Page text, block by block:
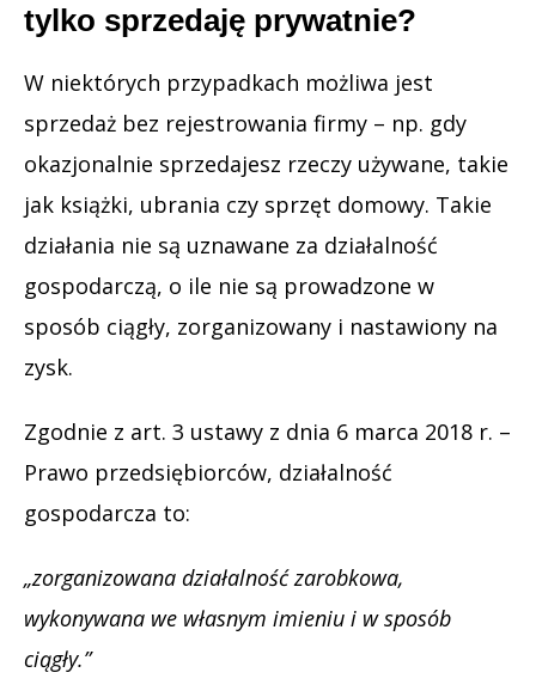
tylko sprzedaję prywatnie?
W niektórych przypadkach możliwa jest
sprzedaż bez rejestrowania firmy – np. gdy
okazjonalnie sprzedajesz rzeczy używane, takie
jak książki, ubrania czy sprzęt domowy. Takie
działania nie są uznawane za działalność
gospodarczą, o ile nie są prowadzone w
sposób ciągły, zorganizowany i nastawiony na
zysk.
Zgodnie z art. 3 ustawy z dnia 6 marca 2018 r. –
Prawo przedsiębiorców, działalność
gospodarcza to:
„zorganizowana działalność zarobkowa,
wykonywana we własnym imieniu i w sposób
ciągły.”